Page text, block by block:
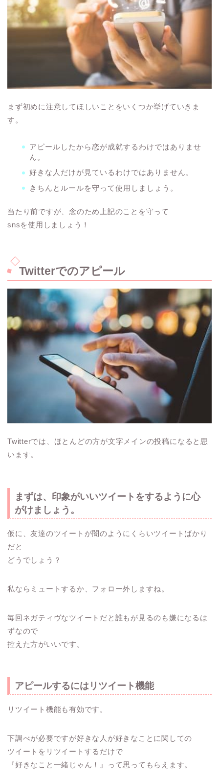
まず初めに注意してほしいことをいくつか挙げていきま
す。
アピールしたから恋が成就するわけではありませ
ん。
好きな人だけが見ているわけではありません。
きちんとルールを守って使用しましょう。
当たり前ですが、念のため上記のことを守って
snsを使用しましょう！
Twitterでのアピール
Twitterでは、ほとんどの方が文字メインの投稿になると思
います。
まずは、印象がいいツイートをするように心
がけましょう。
仮に、友達のツイートが闇のようにくらいツイートばかり
だと
どうでしょう？
私ならミュートするか、フォロー外しますね。
毎回ネガティヴなツイートだと誰もが見るのも嫌になるは
ずなので
控えた方がいいです。
アピールするにはリツイート機能
リツイート機能も有効です。
下調べが必要ですが好きな人が好きなことに関しての
ツイートをリツイートするだけで
『好きなこと一緒じゃん！』って思ってもらえます。